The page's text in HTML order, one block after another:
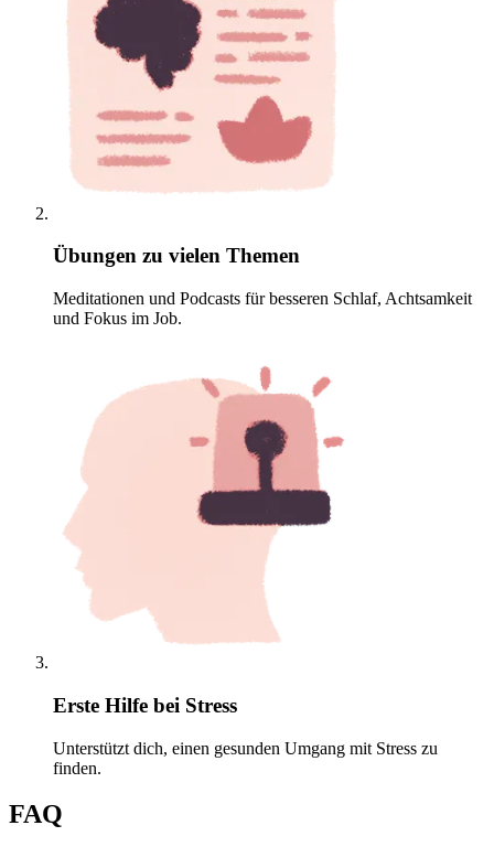
Übungen zu vielen Themen
Meditationen und Podcasts für besseren Schlaf, Achtsamkeit
und Fokus im Job.
Erste Hilfe bei Stress
Unterstützt dich, einen gesunden Umgang mit Stress zu
finden.
FAQ